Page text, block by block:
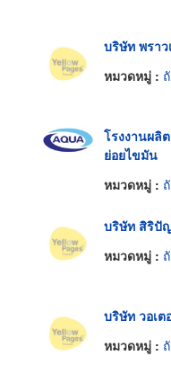
บริษัท พราว
หมวดหมู่ :
โรงงานผลิ
ย่อยไขมัน
หมวดหมู่ :
บริษัท สิริปั
หมวดหมู่ :
บริษัท วอเต
หมวดหมู่ :